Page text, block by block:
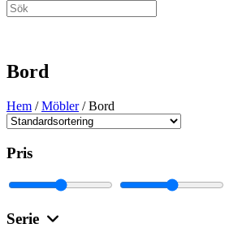
Bord
Hem /Möbler/ Bord
Pris
Serie